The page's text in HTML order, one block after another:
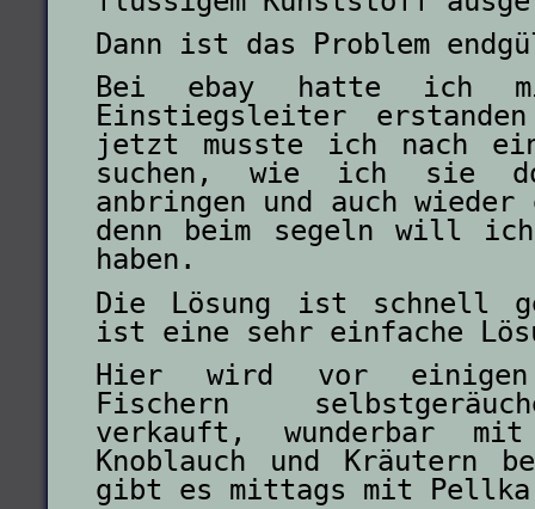
Dann ist das Problem
Bei ebay hatte ich
Einstiegsleiter
jetzt musste ich nach
suchen, wie ich sie
anbringen und auch
denn beim segeln will
haben.
Die Lösung ist schnell
ist eine sehr einfache
Hier wird vor einigen
Fischern
verkauft, wunderbar
Knoblauch und Kräutern
gibt es mittags mit